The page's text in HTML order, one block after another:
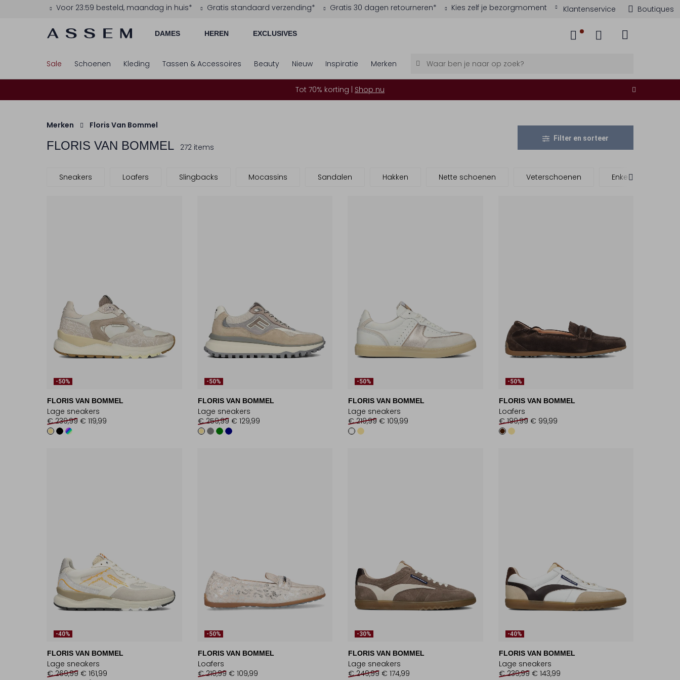
Voor 23:59 besteld, maandag in huis* Gratis standaard verzending* Gratis 30 dagen retourneren* Kies zelf je bezorgmoment Klantenservice Boutiques
DAMES HEREN EXCLUSIVES
Sale Schoenen Kleding Tassen & Accessoires Beauty Nieuw Inspiratie Merken
Tot 70% korting | Shop nu
Merken Floris Van Bommel
FLORIS VAN BOMMEL 272 items
Filter en sorteer
Sneakers Loafers Slingbacks Mocassins Sandalen Hakken Nette schoenen Veterschoenen Enkellaarsjes
-50%
FLORIS VAN BOMMEL
Lage sneakers
€ 239,99 € 119,99
-50%
FLORIS VAN BOMMEL
Lage sneakers
€ 259,99 € 129,99
-50%
FLORIS VAN BOMMEL
Lage sneakers
€ 219,99 € 109,99
-50%
FLORIS VAN BOMMEL
Loafers
€ 199,99 € 99,99
-40%
FLORIS VAN BOMMEL
Lage sneakers
€ 269,99 € 161,99
-50%
FLORIS VAN BOMMEL
Loafers
€ 219,99 € 109,99
-30%
FLORIS VAN BOMMEL
Lage sneakers
€ 249,99 € 174,99
-40%
FLORIS VAN BOMMEL
Lage sneakers
€ 239,99 € 143,99